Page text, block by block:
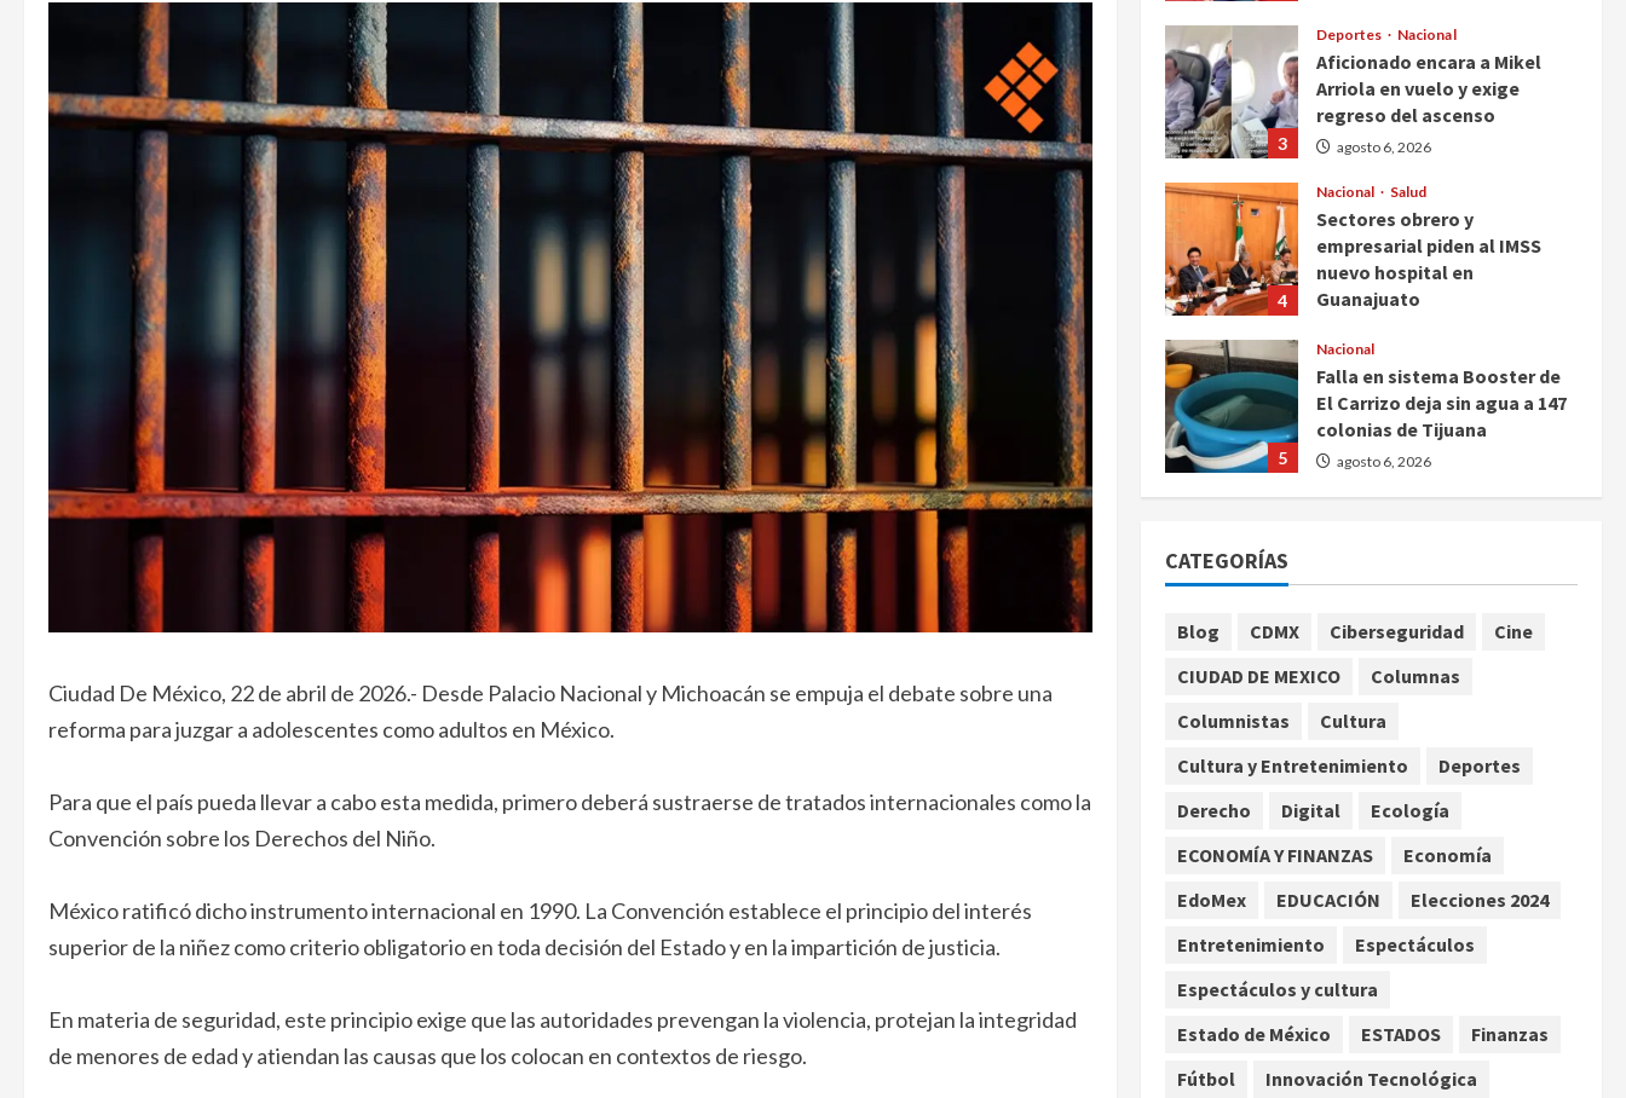
Ciudad De México, 22 de abril de 2026.- Desde Palacio Nacional y Michoacán se empuja el debate sobre una
reforma para juzgar a adolescentes como adultos en México.
Para que el país pueda llevar a cabo esta medida, primero deberá sustraerse de tratados internacionales como la
Convención sobre los Derechos del Niño.
México ratificó dicho instrumento internacional en 1990. La Convención establece el principio del interés
superior de la niñez como criterio obligatorio en toda decisión del Estado y en la impartición de justicia.
En materia de seguridad, este principio exige que las autoridades prevengan la violencia, protejan la integridad
de menores de edad y atiendan las causas que los colocan en contextos de riesgo.
3
Deportes Nacional
Aficionado encara a Mikel
Arriola en vuelo y exige
regreso del ascenso
agosto 6, 2026
4
Nacional Salud
Sectores obrero y
empresarial piden al IMSS
nuevo hospital en
Guanajuato
5
Nacional
Falla en sistema Booster de
El Carrizo deja sin agua a 147
colonias de Tijuana
agosto 6, 2026
de 420,000 pesos en CDMX
2
Perez Hilton es hospitalizado
tras autolesionarse en vivo
agosto 6, 2026
Deportes Nacional
Aficionado encara a Mikel
regreso del ascenso
agosto 6, 2026
4
Sectores obrero y
empresarial piden al IMSS
Guanajuato
CATEGORÍAS
Blog CDMX Ciberseguridad
Cine
CIUDAD DE MEXICO
Columnas
Columnistas
Cultura
Cultura y Entretenimiento
Deportes
Derecho
Digital
Ecología
ECONOMÍA Y FINANZAS
Economía
EdoMex
EDUCACIÓN
Elecciones 2024
Entretenimiento
Espectáculos
Espectáculos y cultura
Estado de México
ESTADOS
Finanzas
Fútbol
Innovación Tecnológica